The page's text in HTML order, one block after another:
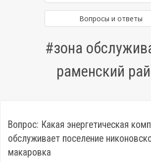
Вопросы и ответы
#зона
раменский
Вопрос: Какая энергетическая
обслуживает поселение
макаровка